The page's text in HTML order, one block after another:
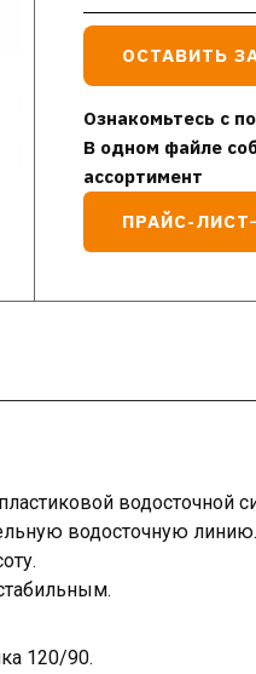
ОСТАВИТЬ
Ознакомьтесь с
В одном файле
ассортимент
ПРАЙС-ЛИСТ
водосточной
водосточную линию.
120/90.